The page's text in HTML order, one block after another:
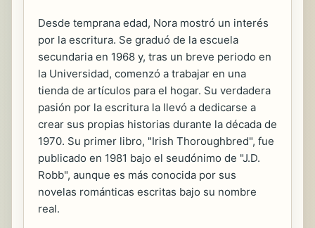
Desde temprana edad, Nora mostró un interés
por la escritura. Se graduó de la escuela
secundaria en 1968 y, tras un breve periodo en
la Universidad, comenzó a trabajar en una
tienda de artículos para el hogar. Su verdadera
pasión por la escritura la llevó a dedicarse a
crear sus propias historias durante la década de
1970. Su primer libro, "Irish Thoroughbred", fue
publicado en 1981 bajo el seudónimo de "J.D.
Robb", aunque es más conocida por sus
novelas románticas escritas bajo su nombre
real.